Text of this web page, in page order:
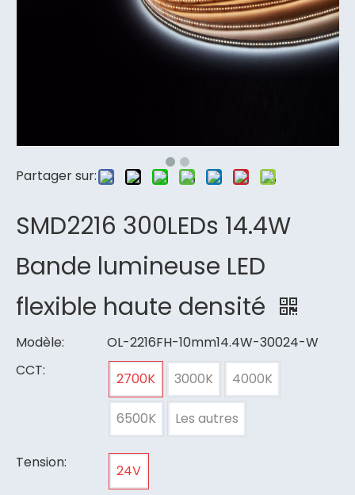
Partager sur:
SMD2216 300LEDs 14.4W
Bande lumineuse LED
flexible haute densité
Modèle:
OL-2216FH-10mm14.4W-30024-W
CCT:
2700K 3000K 4000K
6500K Les autres
Tension: 24V